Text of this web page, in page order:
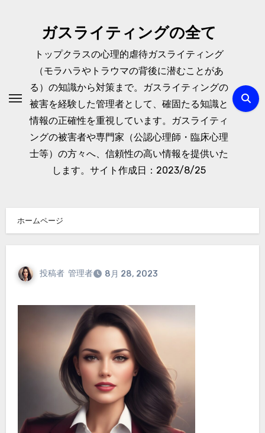
ガスライティングの全て
トップクラスの心理的虐待ガスライティング
（モラハラやトラウマの背後に潜むことがあ
る）の知識から対策まで。ガスライティングの
被害を経験した管理者として、確固たる知識と
情報の正確性を重視しています。ガスライティ
ングの被害者や専門家（公認心理師・臨床心理
士等）の方々へ、信頼性の高い情報を提供いた
します。サイト作成日：2023/8/25
ホームページ
投稿者 管理者 8月 28, 2023